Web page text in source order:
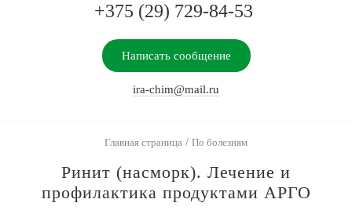
+375 (29) 729-84-53
Написать сообщение
ira-chim@mail.ru
Главная страница / По болезням
Ринит (насморк). Лечение и
профилактика продуктами АРГО